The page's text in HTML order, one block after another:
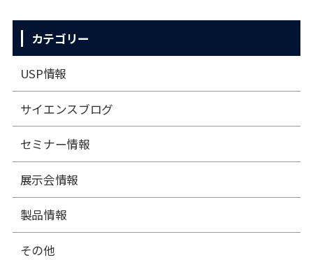
カテゴリー
USP情報
サイエンスブログ
セミナー情報
展⽰会情報
製品情報
その他